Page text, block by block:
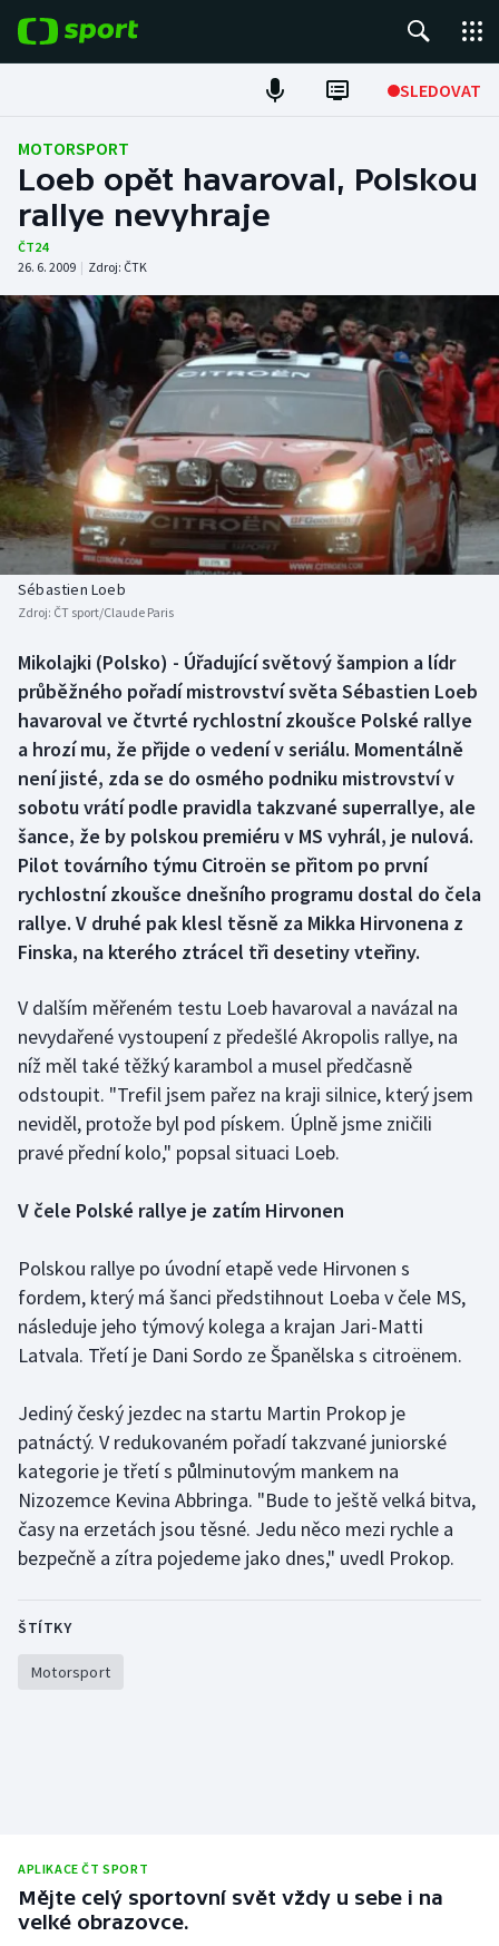
SLEDOVAT
Fotbal
Hokej
Tenis
Atletika
Cyklistika
DALŠÍ SPORTY
Americký fotbal
Baseball a softbal
Basketbal
Biatlon
Boby a skeleton
Box
Curling
Dostihy
Florbal
Futsal
Golf
Gymnastika
Házená
Jezdectví
Judo
Krasobruslení
Lezení
Lyže a snowboard
Moderní pětiboj
Motorsport
Olympijské hry
Plavání
Short track
NEPŘEHLÉDNĚTE
Soutěže
Historické návraty
Aplikace ČT sport
AZ kvíz
MOTORSPORT
Loeb opět havaroval, Polskou
rallye nevyhraje
ČT24
26. 6. 2009 | Zdroj: ČTK
Sébastien Loeb
Zdroj: ČT sport/Claude Paris
Mikolajki (Polsko) - Úřadující světový šampion a lídr
průběžného pořadí mistrovství světa Sébastien Loeb
havaroval ve čtvrté rychlostní zkoušce Polské rallye
a hrozí mu, že přijde o vedení v seriálu. Momentálně
není jisté, zda se do osmého podniku mistrovství v
sobotu vrátí podle pravidla takzvané superrallye, ale
šance, že by polskou premiéru v MS vyhrál, je nulová.
Pilot továrního týmu Citroën se přitom po první
rychlostní zkoušce dnešního programu dostal do čela
rallye. V druhé pak klesl těsně za Mikka Hirvonena z
Finska, na kterého ztrácel tři desetiny vteřiny.
V dalším měřeném testu Loeb havaroval a navázal na
nevydařené vystoupení z předešlé Akropolis rallye, na
níž měl také těžký karambol a musel předčasně
odstoupit. "Trefil jsem pařez na kraji silnice, který jsem
neviděl, protože byl pod pískem. Úplně jsme zničili
pravé přední kolo," popsal situaci Loeb.
V čele Polské rallye je zatím Hirvonen
Polskou rallye po úvodní etapě vede Hirvonen s
fordem, který má šanci předstihnout Loeba v čele MS,
následuje jeho týmový kolega a krajan Jari-Matti
Latvala. Třetí je Dani Sordo ze Španělska s citroënem.
Jediný český jezdec na startu Martin Prokop je
patnáctý. V redukovaném pořadí takzvané juniorské
kategorie je třetí s půlminutovým mankem na
Nizozemce Kevina Abbringa. "Bude to ještě velká bitva,
časy na erzetách jsou těsné. Jedu něco mezi rychle a
bezpečně a zítra pojedeme jako dnes," uvedl Prokop.
ŠTÍTKY
Motorsport
APLIKACE ČT SPORT
Mějte celý sportovní svět vždy u sebe i na
velké obrazovce.